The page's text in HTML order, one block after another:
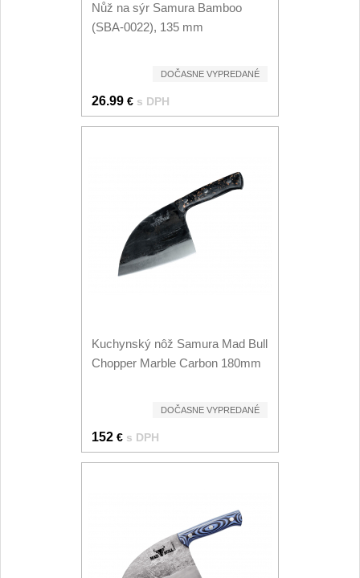
Nůž na sýr Samura Bamboo
(SBA-0022), 135 mm
DOČASNE VYPREDANÉ
26.99 € s DPH
Kuchynský nôž Samura Mad Bull
Chopper Marble Carbon 180mm
DOČASNE VYPREDANÉ
152 € s DPH